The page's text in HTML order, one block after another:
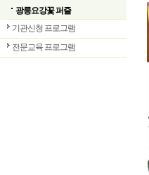
광릉요강꽃 퍼즐
기관신청 프로그램
전문교육 프로그램